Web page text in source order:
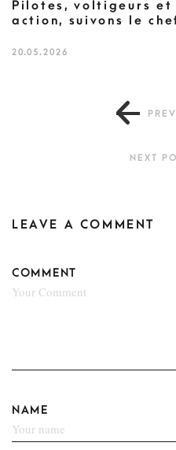
Pilotes, voltigeurs et
action, suivons le
20.05.2026
NEXT
LEAVE A COMMENT
COMMENT
NAME